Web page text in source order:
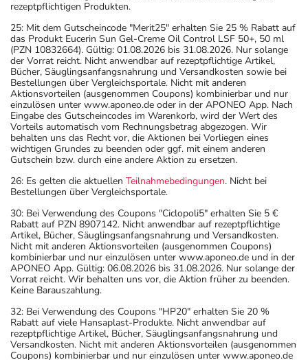
rezeptpflichtigen Produkten.
25: Mit dem Gutscheincode "Merit25" erhalten Sie 25 % Rabatt auf
das Produkt Eucerin Sun Gel-Creme Oil Control LSF 50+, 50 ml
(PZN 10832664). Gültig: 01.08.2026 bis 31.08.2026. Nur solange
der Vorrat reicht. Nicht anwendbar auf rezeptpflichtige Artikel,
Bücher, Säuglingsanfangsnahrung und Versandkosten sowie bei
Bestellungen über Vergleichsportale. Nicht mit anderen
Aktionsvorteilen (ausgenommen Coupons) kombinierbar und nur
einzulösen unter www.aponeo.de oder in der APONEO App. Nach
Eingabe des Gutscheincodes im Warenkorb, wird der Wert des
Vorteils automatisch vom Rechnungsbetrag abgezogen. Wir
behalten uns das Recht vor, die Aktionen bei Vorliegen eines
wichtigen Grundes zu beenden oder ggf. mit einem anderen
Gutschein bzw. durch eine andere Aktion zu ersetzen.
26: Es gelten die aktuellen Teilnahmebedingungen. Nicht bei
Bestellungen über Vergleichsportale.
30: Bei Verwendung des Coupons "Ciclopoli5" erhalten Sie 5 €
Rabatt auf PZN 8907142. Nicht anwendbar auf rezeptpflichtige
Artikel, Bücher, Säuglingsanfangsnahrung und Versandkosten.
Nicht mit anderen Aktionsvorteilen (ausgenommen Coupons)
kombinierbar und nur einzulösen unter www.aponeo.de und in der
APONEO App. Gültig: 06.08.2026 bis 31.08.2026. Nur solange der
Vorrat reicht. Wir behalten uns vor, die Aktion früher zu beenden.
Keine Barauszahlung.
32: Bei Verwendung des Coupons "HP20" erhalten Sie 20 %
Rabatt auf viele Hansaplast-Produkte. Nicht anwendbar auf
rezeptpflichtige Artikel, Bücher, Säuglingsanfangsnahrung und
Versandkosten. Nicht mit anderen Aktionsvorteilen (ausgenommen
Coupons) kombinierbar und nur einzulösen unter www.aponeo.de